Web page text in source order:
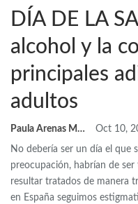
DÍA DE LA
alcohol y la
principales
adultos
Paula Arenas Martín Abril Oct 10,
No debería ser un día el que
preocupación, habrían de
resultar tratados de manera
en España seguimos